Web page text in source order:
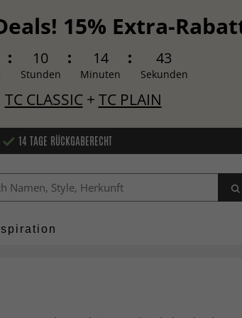
15% Extra-
10
Stunden
14
Minuten
42
Sekunden
TC CLASSIC+ TC PLAIN
14 TAGE RÜCKGABERECHT